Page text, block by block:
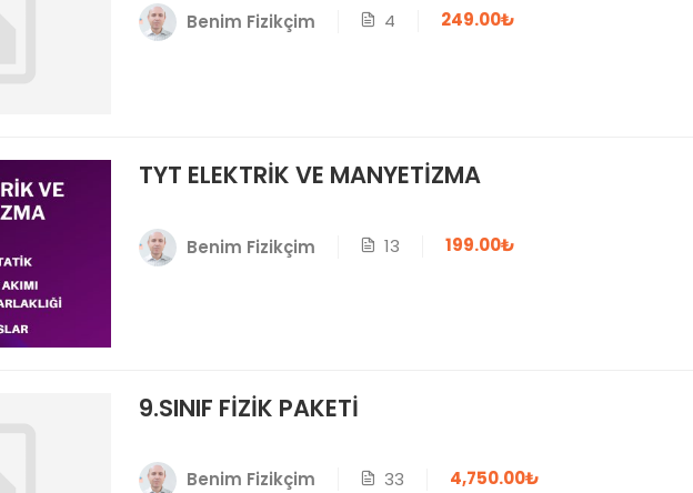
Benim Fizikçim 4 249.00₺
TYT ELEKTRİK VE MANYETİZMA
Benim Fizikçim 13 199.00₺
9.SINIF FİZİK PAKETİ
Benim Fizikçim 33 4,750.00₺